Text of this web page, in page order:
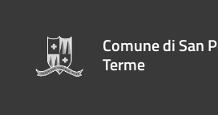
Comune di San
Terme